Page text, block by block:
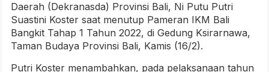
Daerah (Dekranasda) Provinsi Bali, Ni Putu Putri
Suastini Koster saat menutup Pameran IKM Bali
Bangkit Tahap 1 Tahun 2022, di Gedung Ksirarnawa,
Taman Budaya Provinsi Bali, Kamis (16/2).
Putri Koster menambahkan, pada pelaksanaan tahun